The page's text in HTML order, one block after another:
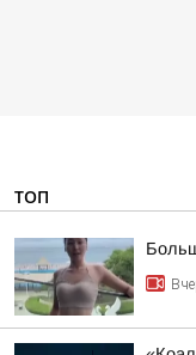
ТОП